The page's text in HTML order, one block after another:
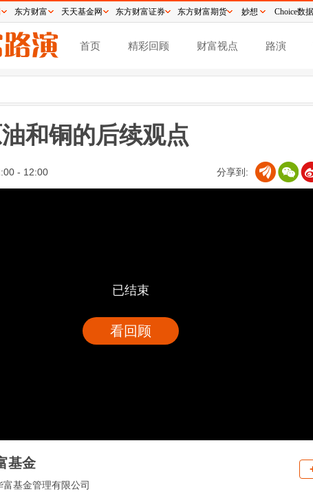
首页 精彩回顾 财富视点 路演
和铜的后续观点
- 12:00 分享到:
已结束
看回顾
基金
富基金管理有限公司
东方财富 天天基金网 东方财富证券 东方财富期货 妙想 Choice数据